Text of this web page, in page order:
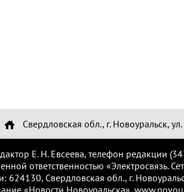
Свердловская обл., г. Новоуральск,
Е. Н. Евсеева, телефон редакции
ответственностью «Электросвязь.
624130, Свердловская обл., г.